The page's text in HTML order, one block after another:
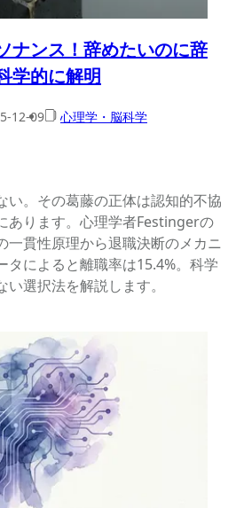
ナンス！辞めたいのに辞
学的に解明
12-09 心理学・脳科学
い。その葛藤の正体は認知的不協
あります。心理学者Festingerの
一貫性原理から退職決断のメカニ
タによると離職率は15.4%。科学
選択法を解説します。